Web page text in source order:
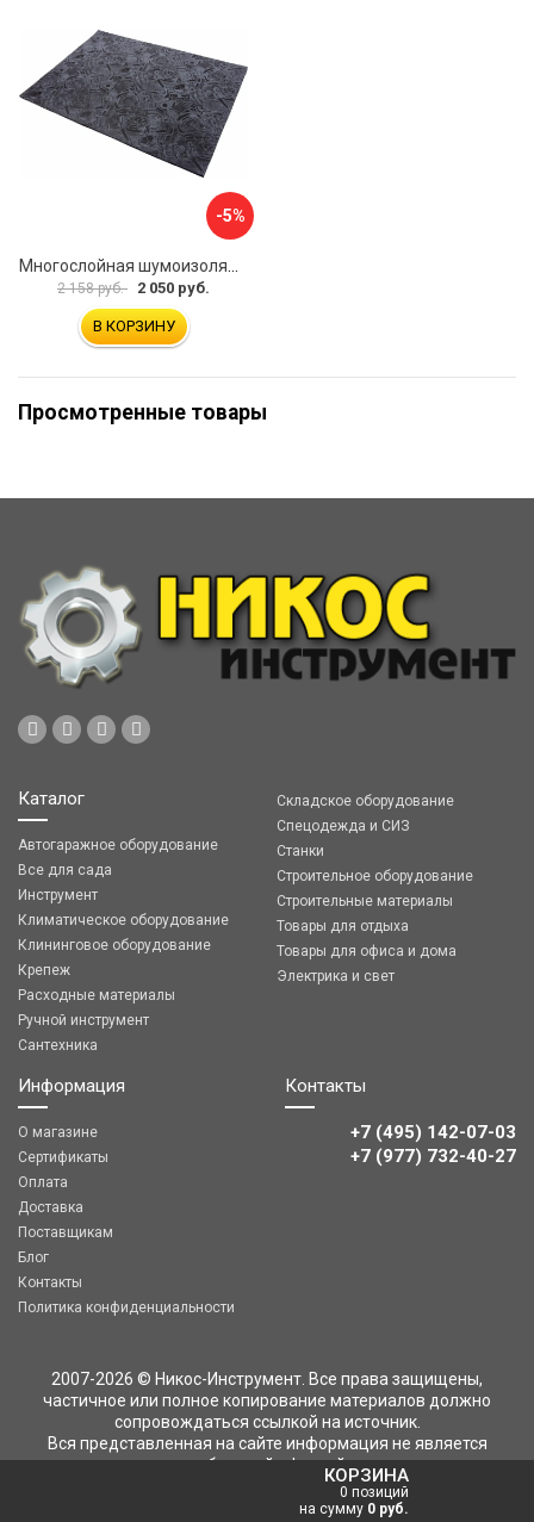
КОРЗИНА
0 позиций
на сумму 0 руб.
-5%
2 158 руб. 2 050 руб.
В КОРЗИНУ
Просмотренные товары
Каталог
Автогаражное оборудование
Все для сада
Инструмент
Климатическое оборудование
Клининговое оборудование
Крепеж
Расходные материалы
Ручной инструмент
Сантехника
Складское оборудование
Спецодежда и СИЗ
Станки
Строительное оборудование
Строительные материалы
Товары для отдыха
Товары для офиса и дома
Электрика и свет
Информация
О магазине
Сертификаты
Оплата
Доставка
Поставщикам
Блог
Контакты
Политика конфиденциальности
Контакты
+7 (495) 142-07-03
‎‎+7 (977) 732-40-27
2007-2026 © Никос-Инструмент. Все права защищены,
частичное или полное копирование материалов должно
сопровождаться ссылкой на источник.
Вся представленная на сайте информация не является
публичной офертой